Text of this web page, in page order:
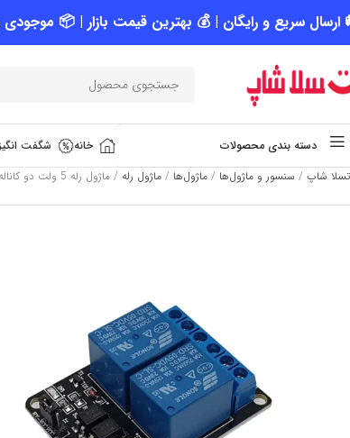
ارسال سریع و رایگان | 💰 بهترین قیمت بازار | 📦
دسته بندی محصولات خانه شگفت
تسلا شاپ / سنسور و ماژول‌ها / ماژول‌ها / ماژول رله / ماژول رله 5 ولت دو کاناله 10 آمپر اپتوکوپلر دار